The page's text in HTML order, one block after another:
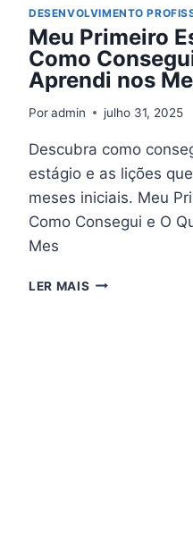
DESENVOLVIMENTO
Meu Primeiro
Como
Aprendi nos
Poradmin julho 31, 2025
Descubra como
estágio e as lições
meses iniciais. Meu
Como Consegui e O
Mes
LER MAIS MEU